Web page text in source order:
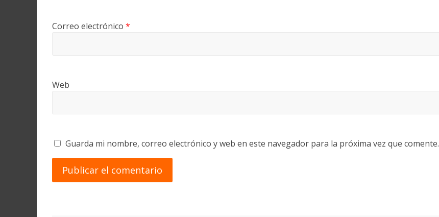
Correo electrónico *
Web
Guarda mi nombre, correo electrónico y web en este navegador para la próxima vez que comente.